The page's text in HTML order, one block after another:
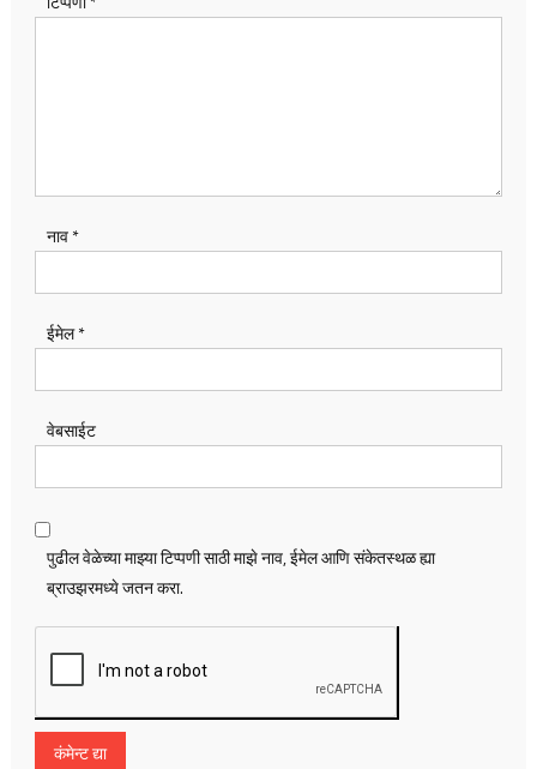
नाव*
ईमेल*
वेबसाईट
पुढील वेळेच्या माझ्या टिप्पणी साठी माझे नाव, ईमेल आणि संकेतस्थळ ह्या
ब्राउझरमध्ये जतन करा.